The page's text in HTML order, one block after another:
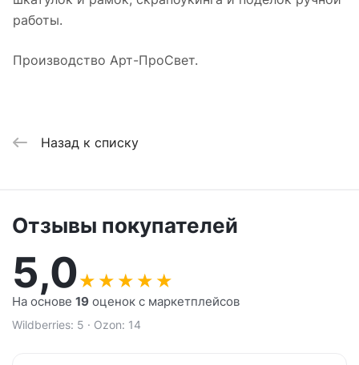
работы.
Производство Арт-ПроСвет.
Назад к списку
Отзывы покупателей
5,0★ ★ ★ ★ ★
На основе 19 оценок с маркетплейсов
Wildberries: 5 · Ozon: 14